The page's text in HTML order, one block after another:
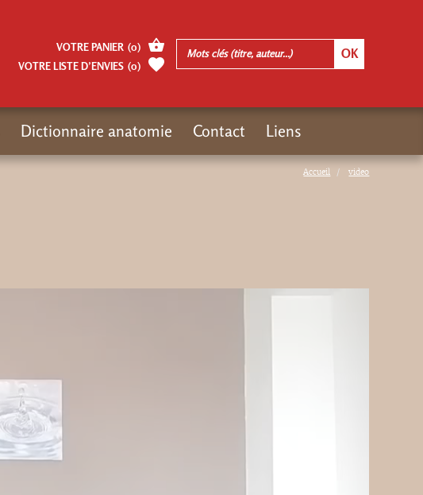
Accueil video
VOTRE PANIER (0)
VOTRE LISTE D’ENVIES (0)
Dictionnaire anatomie Contact Liens